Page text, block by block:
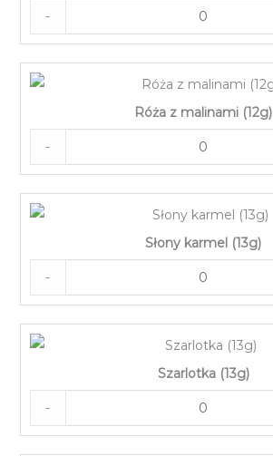
-
Róża z malinami (12g)
-
Słony karmel (13g)
-
Szarlotka (13g)
-